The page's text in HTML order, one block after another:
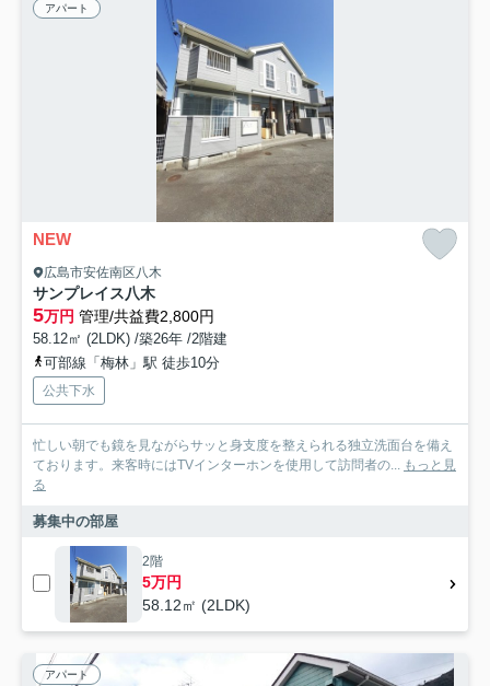
アパート
NEW
広島市安佐南区八木
サンプレイス八木
5万円 管理/共益費2,800円
58.12㎡ (2LDK) /築26年 /2階建
可部線「梅林」駅 徒歩10分
公共下水
忙しい朝でも鏡を見ながらサッと身支度を整えられる独立洗面台を備え
ております。来客時にはTVインターホンを使用して訪問者の... もっと見
る
募集中の部屋
2階
5万円
58.12㎡ (2LDK)
アパート